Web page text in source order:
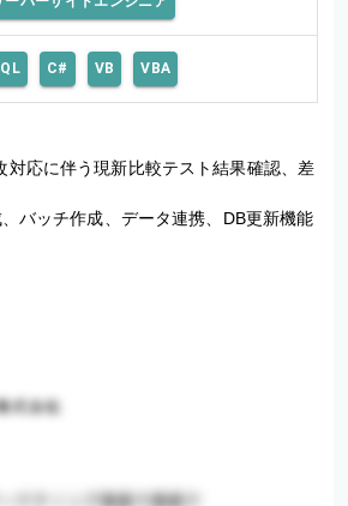
C# VB VBA
対応に伴う現新比較テスト結果確認、差
バッチ作成、データ連携、DB更新機能